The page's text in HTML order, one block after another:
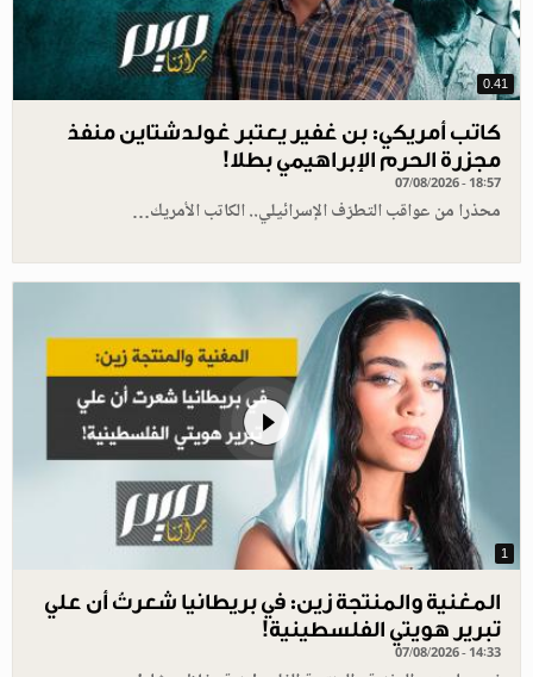
0.41
كاتب أمريكي: بن غفير يعتبر غولدشتاين منفذ
مجزرة الحرم الإبراهيمي بطلا!
07/08/2026 - 18:57
محذرا من عواقب التطرّف الإسرائيلي.. الكاتب الأمريك…
1
المغنية والمنتجة زين: في بريطانيا شعرتُ أن علي
تبرير هويتي الفلسطينية!
07/08/2026 - 14:33